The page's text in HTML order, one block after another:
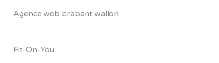
Agence web brabant wallon
Fit-On-You